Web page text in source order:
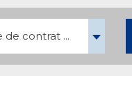
de contrat ...